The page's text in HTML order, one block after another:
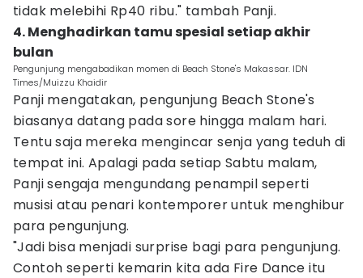
tidak melebihi Rp40 ribu." tambah Panji.
4. Menghadirkan tamu spesial setiap akhir
bulan
Pengunjung mengabadikan momen di Beach Stone's Makassar. IDN
Times/Muizzu Khaidir
Panji mengatakan, pengunjung Beach Stone's
biasanya datang pada sore hingga malam hari.
Tentu saja mereka mengincar senja yang teduh di
tempat ini. Apalagi pada setiap Sabtu malam,
Panji sengaja mengundang penampil seperti
musisi atau penari kontemporer untuk menghibur
para pengunjung.
"Jadi bisa menjadi surprise bagi para pengunjung.
Contoh seperti kemarin kita ada Fire Dance itu